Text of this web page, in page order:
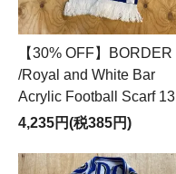
【30% OFF】BORDER
/Royal and White Bar
Acrylic Football Scarf 13
4,235円(税385円)